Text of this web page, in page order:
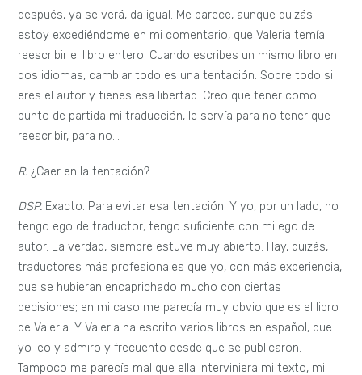
después, ya se verá, da igual. Me parece, aunque quizás
estoy excediéndome en mi comentario, que Valeria temía
reescribir el libro entero. Cuando escribes un mismo libro en
dos idiomas, cambiar todo es una tentación. Sobre todo si
eres el autor y tienes esa libertad. Creo que tener como
punto de partida mi traducción, le servía para no tener que
reescribir, para no…
R. ¿Caer en la tentación?
DSP. Exacto. Para evitar esa tentación. Y yo, por un lado, no
tengo ego de traductor; tengo suficiente con mi ego de
autor. La verdad, siempre estuve muy abierto. Hay, quizás,
traductores más profesionales que yo, con más experiencia,
que se hubieran encaprichado mucho con ciertas
decisiones; en mi caso me parecía muy obvio que es el libro
de Valeria. Y Valeria ha escrito varios libros en español, que
yo leo y admiro y frecuento desde que se publicaron.
Tampoco me parecía mal que ella interviniera mi texto, mi